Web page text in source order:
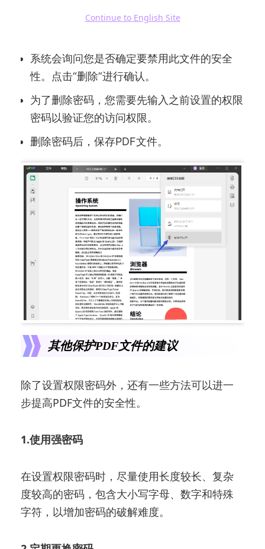
Continue to English Site
点击“删除安全性设置”按钮（如果文档没有受
系统会询问您是否确定要禁用此文件的安全
性。点击“删除”进行确认。
为了删除密码，您需要先输入之前设置的权限
密码以验证您的访问权限。
删除密码后，保存PDF文件。
其他保护PDF文件的建议
除了设置权限密码外，还有一些方法可以进一
步提高PDF文件的安全性。
1.使用强密码
在设置权限密码时，尽量使用长度较长、复杂
度较高的密码，包含大小写字母、数字和特殊
字符，以增加密码的破解难度。